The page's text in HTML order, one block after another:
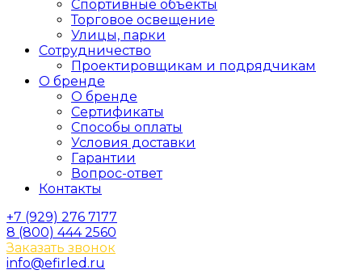
Спортивные объекты
Торговое освещение
Улицы, парки
Сотрудничество
Проектировщикам и подрядчикам
О бренде
О бренде
Сертификаты
Способы оплаты
Условия доставки
Гарантии
Вопрос-ответ
Контакты
+7 (929) 276 7177
8 (800) 444 2560
Заказать звонок
info@efirled.ru